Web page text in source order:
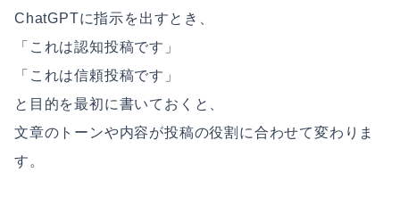
ChatGPTに指示を出すとき、
「これは認知投稿です」
「これは信頼投稿です」
と目的を最初に書いておくと、
文章のトーンや内容が投稿の役割に合わせて変わりま
す。